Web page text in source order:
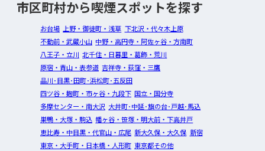
市区町村から喫煙スポットを探す
お台場 上野・御徒町・浅草 下北沢・代々木上原
不動前・武蔵小山 中野・高円寺・阿佐ヶ谷・方南町
八王子・立川 北千住・日暮里・葛飾・荒川
原宿・青山・表参道 吉祥寺・荻窪・三鷹
品川･目黒･田町･浜松町･五反田
四ツ谷・麹町・市ヶ谷・九段下 国立・国分寺
多摩センター・南大沢 大井町･中延･旗の台･戸越･馬込
巣鴨・大塚・駒込 幡ヶ谷・笹塚・明大前・下高井戸
恵比寿・中目黒・代官山・広尾 新大久保・大久保 新宿
東京・大手町・日本橋・人形町 東京都その他